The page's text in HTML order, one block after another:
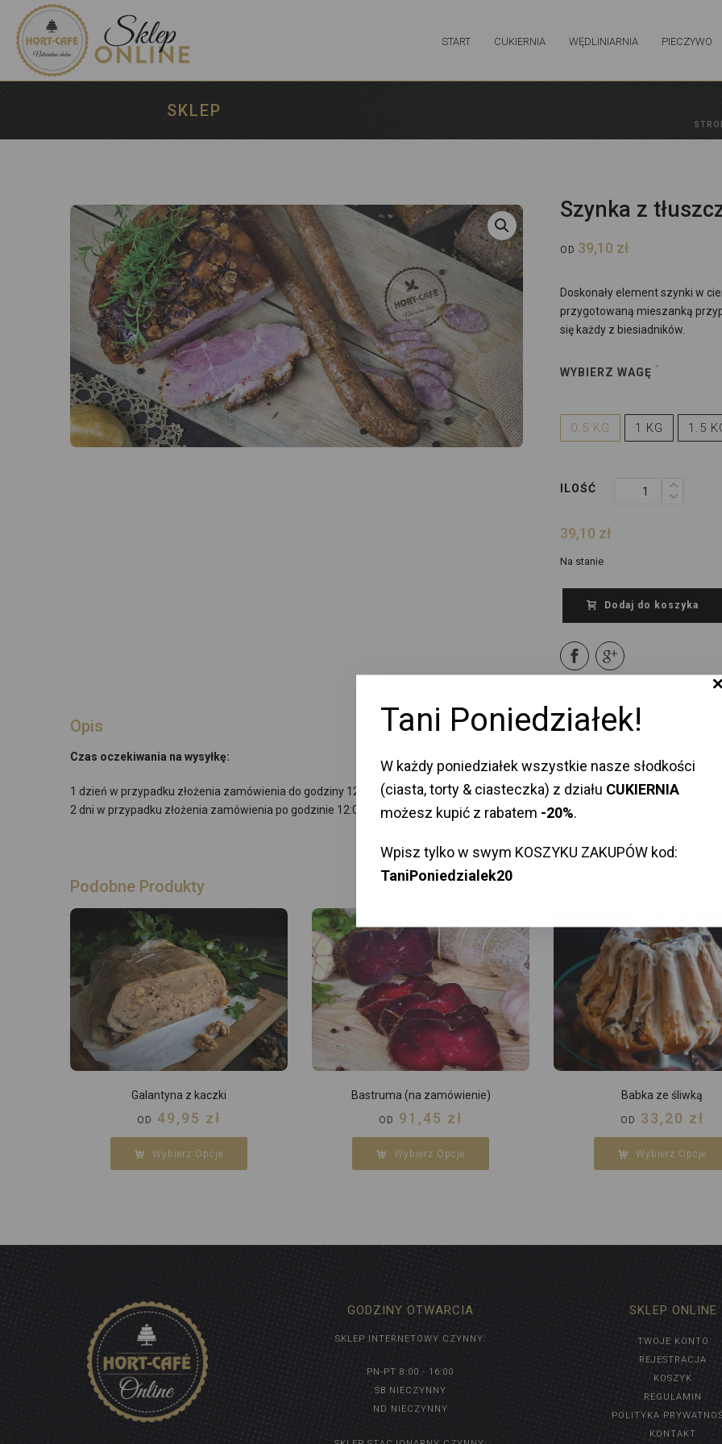
START CUKIERNIA WĘDLINIARNIA PIECZYWO
SKLEP
Szynka z
OD 39,10 zł
Doskonały element szynki w
przygotowaną mieszanką
się każdy z biesiadników.
WYBIERZ WAGĘ
0.5 KG 1 KG 1.5
ILOŚĆ
39,10 zł
Na stanie
Dodaj do koszyka
Opis
Czas oczekiwania na wysyłkę:
1 dzień w przypadku złożenia zamówienia do godziny 12:00 danego dnia
2 dni w przypadku złożenia zamówienia po godzinie 12:00 danego dnia
Podobne Produkty
Galantyna z kaczki
OD 49,95 zł
Wybierz Opcje
Bastruma (na zamówienie)
OD 91,45 zł
Wybierz Opcje
Babka ze śliwką
OD 33,20 zł
Wybierz Opcje
GODZINY OTWARCIA
SKLEP INTERNETOWY CZYNNY:
PN-PT 8:00 - 16:00
SB NIECZYNNY
ND NIECZYNNY
SKLEP ONLINE
TWOJE KONTO
REJESTRACJA
KOSZYK
REGULAMIN
POLITYKA
KONTAKT
Tani Poniedziałek!
W każdy poniedziałek wszystkie nasze słodkości
(ciasta, torty & ciasteczka) z działu CUKIERNIA
możesz kupić z rabatem -20%
Wpisz tylko w swym KOSZYKU ZAKUPÓW kod:
TaniPoniedzialek20